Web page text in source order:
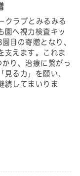
クラブとみるみる
園へ視力検査キッ
目の寄贈となり、
支えます。これま
り、治療に繋がっ
見る力」を願い、
続してまいりま